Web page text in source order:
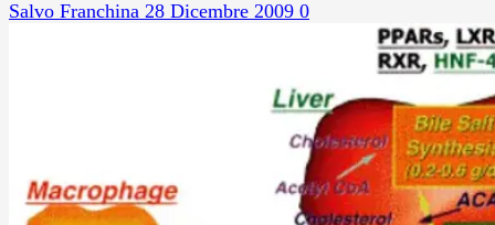
Salvo Franchina 28 Dicembre 2009 0